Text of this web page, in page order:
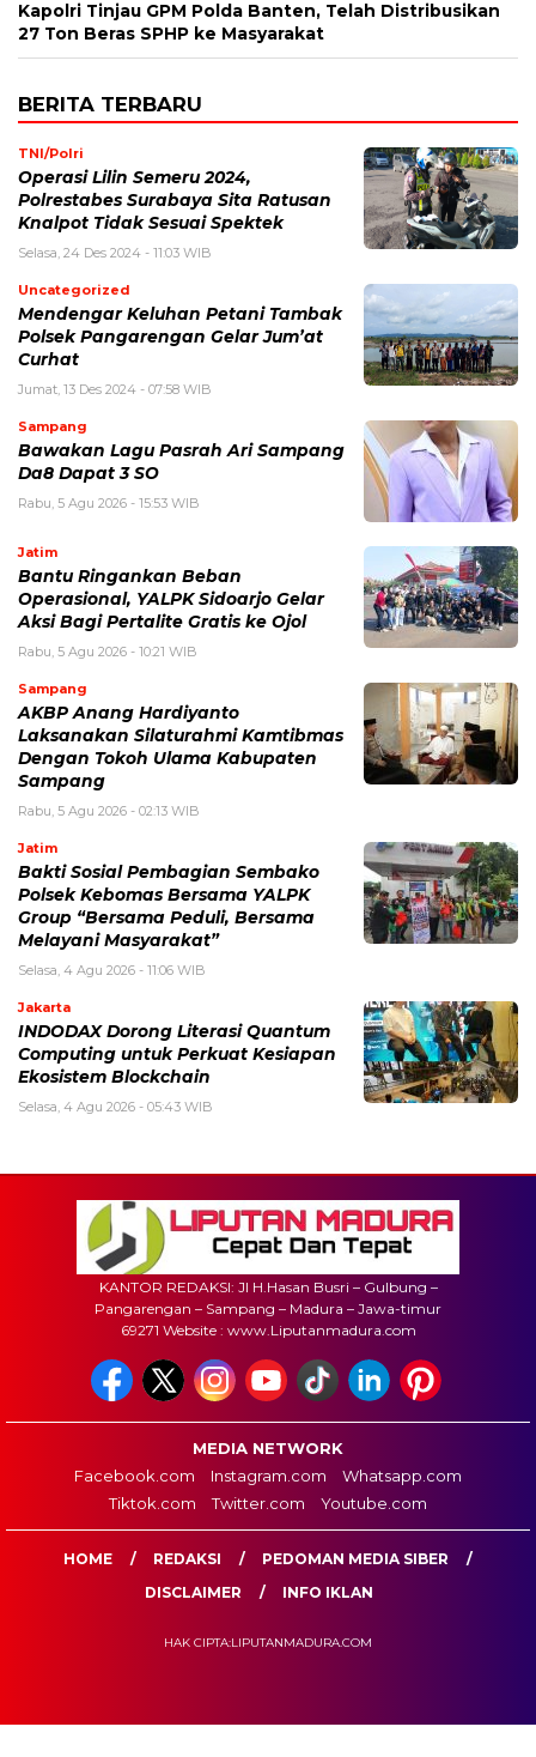
Kapolri Tinjau GPM Polda Banten, Telah Distribusikan
27 Ton Beras SPHP ke Masyarakat
BERITA TERBARU
TNI/Polri
Operasi Lilin Semeru 2024,
Polrestabes Surabaya Sita Ratusan
Knalpot Tidak Sesuai Spektek
Selasa, 24 Des 2024 - 11:03 WIB
Uncategorized
Mendengar Keluhan Petani Tambak
Polsek Pangarengan Gelar Jum’at
Curhat
Jumat, 13 Des 2024 - 07:58 WIB
Sampang
Bawakan Lagu Pasrah Ari Sampang
Da8 Dapat 3 SO
Rabu, 5 Agu 2026 - 15:53 WIB
Jatim
Bantu Ringankan Beban
Operasional, YALPK Sidoarjo Gelar
Aksi Bagi Pertalite Gratis ke Ojol
Rabu, 5 Agu 2026 - 10:21 WIB
Sampang
AKBP Anang Hardiyanto
Laksanakan Silaturahmi Kamtibmas
Dengan Tokoh Ulama Kabupaten
Sampang
Rabu, 5 Agu 2026 - 02:13 WIB
Jatim
Bakti Sosial Pembagian Sembako
Polsek Kebomas Bersama YALPK
Group “Bersama Peduli, Bersama
Melayani Masyarakat”
Selasa, 4 Agu 2026 - 11:06 WIB
Jakarta
INDODAX Dorong Literasi Quantum
Computing untuk Perkuat Kesiapan
Ekosistem Blockchain
Selasa, 4 Agu 2026 - 05:43 WIB
KANTOR REDAKSI: Jl H.Hasan Busri – Gulbung –
Pangarengan – Sampang – Madura – Jawa-timur
69271 Website : www.Liputanmadura.com
MEDIA NETWORK
Facebook.com
Instagram.com
Whatsapp.com
Tiktok.com
Twitter.com Youtube.com
HOME REDAKSI
PEDOMAN MEDIA SIBER
DISCLAIMER
INFO IKLAN
HAK CIPTA:LIPUTANMADURA.COM